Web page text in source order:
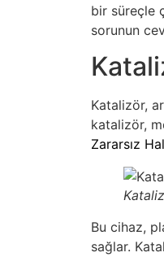
bir süreçle
sorunun
Katalizör,
katalizör,
Zararsız
Bu cihaz,
sağlar.